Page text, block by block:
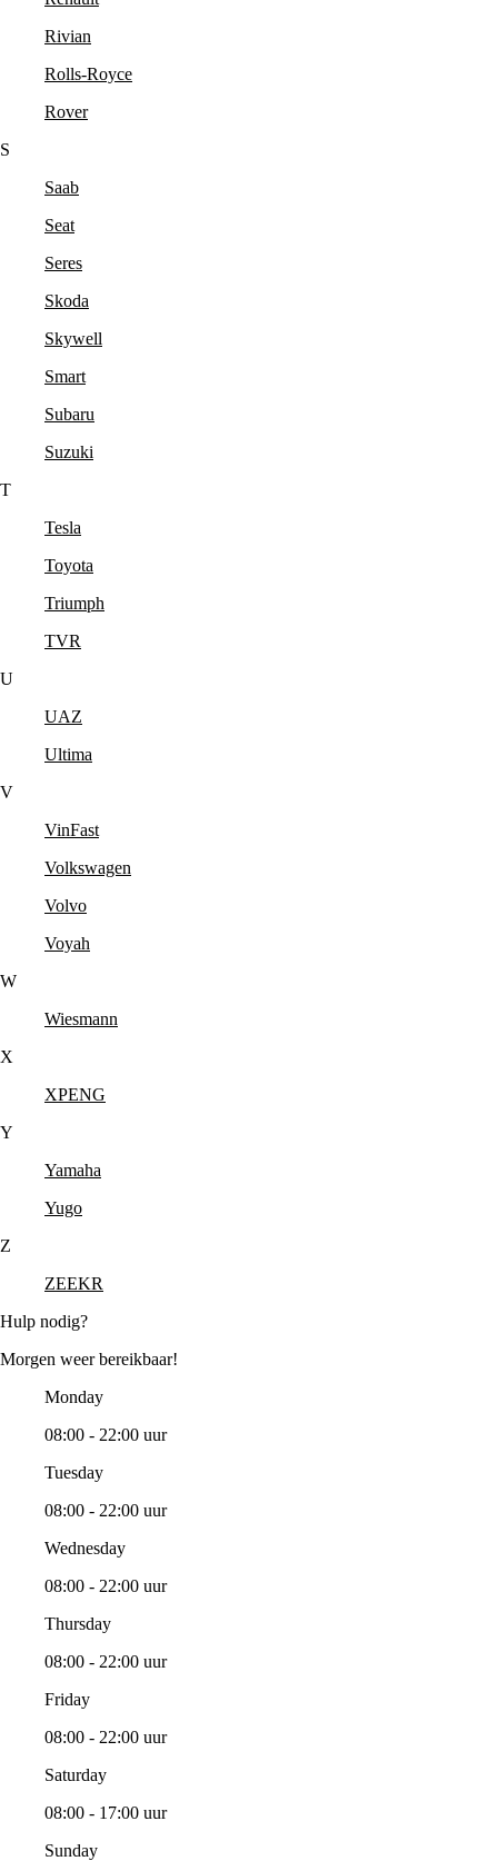
Rivian
Rolls-Royce
Rover
S
Saab
Seat
Seres
Skoda
Skywell
Smart
Subaru
Suzuki
T
Tesla
Toyota
Triumph
TVR
U
UAZ
Ultima
V
VinFast
Volkswagen
Volvo
Voyah
W
Wiesmann
X
XPENG
Y
Yamaha
Yugo
Z
ZEEKR
Hulp nodig?
Morgen weer bereikbaar!
Monday
08:00 - 22:00 uur
Tuesday
08:00 - 22:00 uur
Wednesday
08:00 - 22:00 uur
Thursday
08:00 - 22:00 uur
Friday
08:00 - 22:00 uur
Saturday
08:00 - 17:00 uur
Sunday